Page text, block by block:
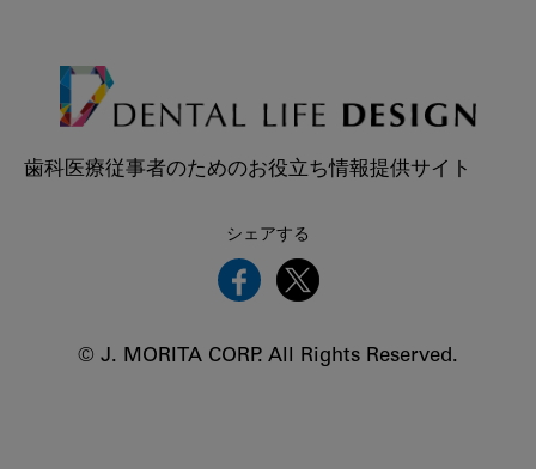
歯科医療従事者のためのお役立ち情報提供サイト
シェアする
© J. MORITA CORP. All Rights Reserved.